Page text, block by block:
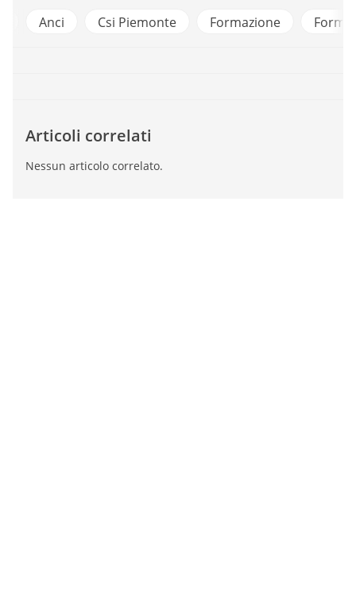
Anci Csi Piemonte Formazione
Articoli correlati
Nessun articolo correlato.